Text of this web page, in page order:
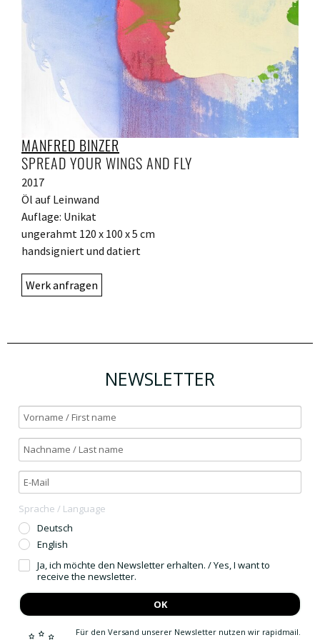
MANFRED BINZER
SPREAD YOUR WINGS AND FLY
2017
Öl auf Leinwand
Auflage: Unikat
ungerahmt 120 x 100 x 5 cm
handsigniert und datiert
Werk anfragen
NEWSLETTER
Sprache / Language
Deutsch
English
Ja, ich möchte den Newsletter erhalten. / Yes, I want to
receive the newsletter.
OK
Für den Versand unserer Newsletter nutzen wir rapidmail.